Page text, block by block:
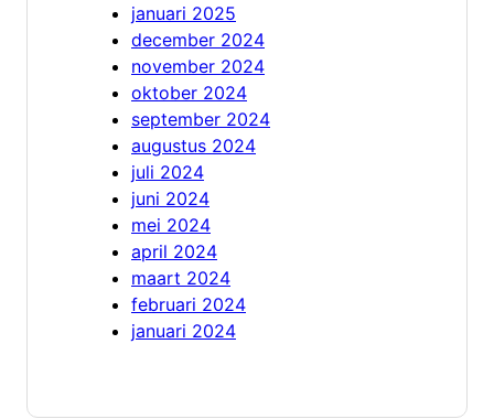
januari 2025
december 2024
november 2024
oktober 2024
september 2024
augustus 2024
juli 2024
juni 2024
mei 2024
april 2024
maart 2024
februari 2024
januari 2024